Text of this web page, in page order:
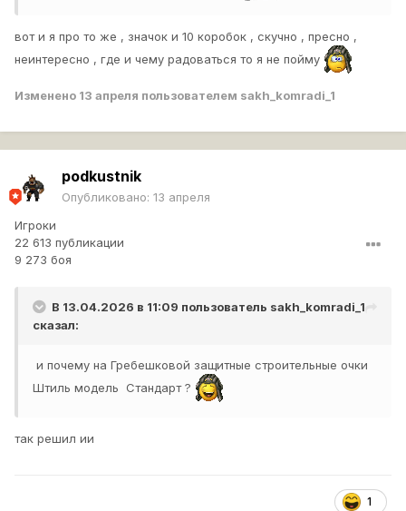
вот и я про то же , значок и 10 коробок , скучно , пресно ,
неинтересно , где и чему радоваться то я не пойму
Изменено 13 апреля пользователем sakh_komradi_1
podkustnik
Опубликовано: 13 апреля
Игроки
22 613 публикации
9 273 боя
В 13.04.2026 в 11:09 пользователь sakh_komradi_1
сказал:
и почему на Гребешковой защитные строительные очки
Штиль модель Стандарт ?
так решил ии
1